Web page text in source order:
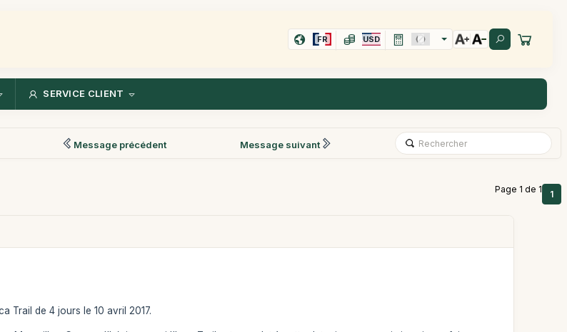
FR USD
SERVICE CLIENT
Message précédent Message suivant
Page 1 de 1 1
Trail de 4 jours le 10 avril 2017.